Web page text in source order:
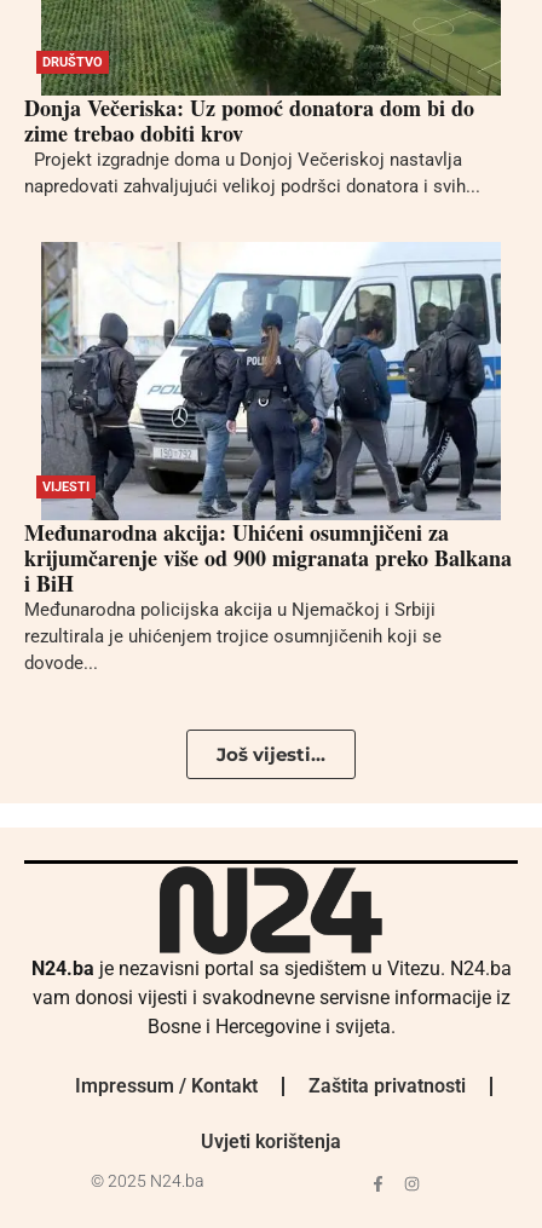
DRUŠTVO
Donja Večeriska: Uz pomoć donatora dom bi do
zime trebao dobiti krov
Projekt izgradnje doma u Donjoj Večeriskoj nastavlja
napredovati zahvaljujući velikoj podršci donatora i svih...
VIJESTI
Međunarodna akcija: Uhićeni osumnjičeni za
krijumčarenje više od 900 migranata preko Balkana
i BiH
Međunarodna policijska akcija u Njemačkoj i Srbiji
rezultirala je uhićenjem trojice osumnjičenih koji se
dovode...
Još vijesti...
N24.ba je nezavisni portal sa sjedištem u Vitezu. N24.ba
vam donosi vijesti i svakodnevne servisne informacije iz
Bosne i Hercegovine i svijeta.
Impressum / Kontakt Zaštita privatnosti
Uvjeti korištenja
© 2025 N24.ba